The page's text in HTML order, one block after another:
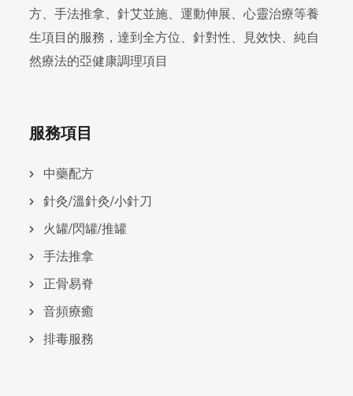
方、手法推拿、針艾並施、運動伸展、心靈治療等養
生項目的服務，達到全方位、針對性、見效快、純自
然療法的亞健康調理項目
服務項目
中藥配方
針灸/溫針灸/小針刀
火罐/閃罐/推罐
手法推拿
正骨易脊
⾳頻療癒
排毒服務